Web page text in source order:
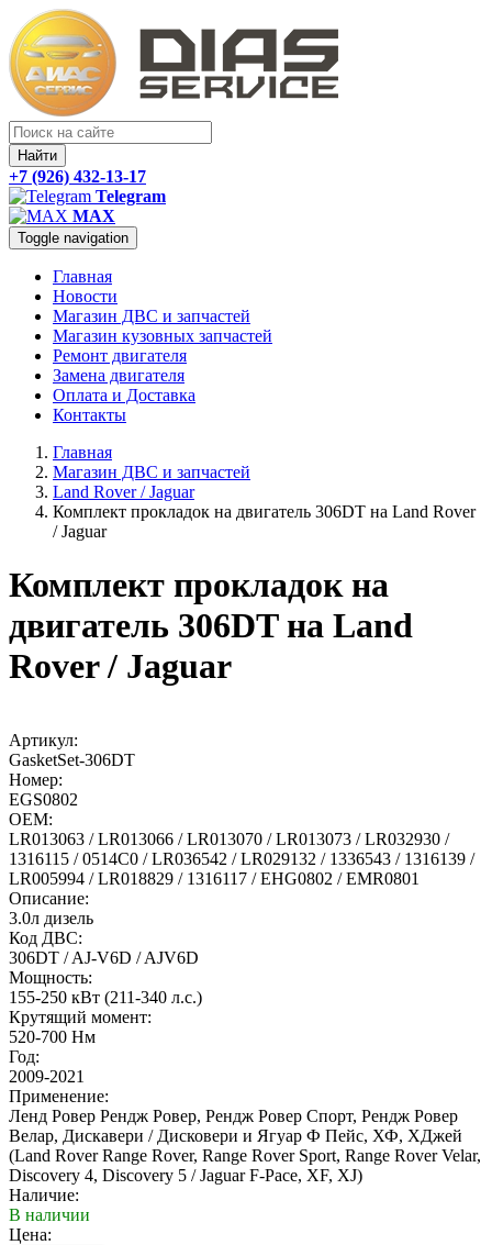
Найти
+7 (926) 432-13-17
Telegram
MAX
Toggle navigation
Главная
Новости
Магазин ДВС и запчастей
Магазин кузовных запчастей
Ремонт двигателя
Замена двигателя
Оплата и Доставка
Контакты
Главная
Магазин ДВС и запчастей
Land Rover / Jaguar
Комплект прокладок на двигатель 306DT на Land Rover
/ Jaguar
Комплект прокладок на
двигатель 306DT на Land
Rover / Jaguar
Артикул:
GasketSet-306DT
Номер:
EGS0802
OEM:
LR013063 / LR013066 / LR013070 / LR013073 / LR032930 /
1316115 / 0514С0 / LR036542 / LR029132 / 1336543 / 1316139 /
LR005994 / LR018829 / 1316117 / EHG0802 / EMR0801
Описание:
3.0л дизель
Код ДВС:
306DT / AJ-V6D / AJV6D
Мощность:
155-250 кВт (211-340 л.с.)
Крутящий момент:
520-700 Нм
Год:
2009-2021
Применение:
Ленд Ровер Рендж Ровер, Рендж Ровер Спорт, Рендж Ровер
Велар, Дискавери / Дисковери и Ягуар Ф Пейс, ХФ, ХДжей
(Land Rover Range Rover, Range Rover Sport, Range Rover Velar,
Discovery 4, Discovery 5 / Jaguar F-Pace, XF, XJ)
Наличие:
В наличии
Цена: